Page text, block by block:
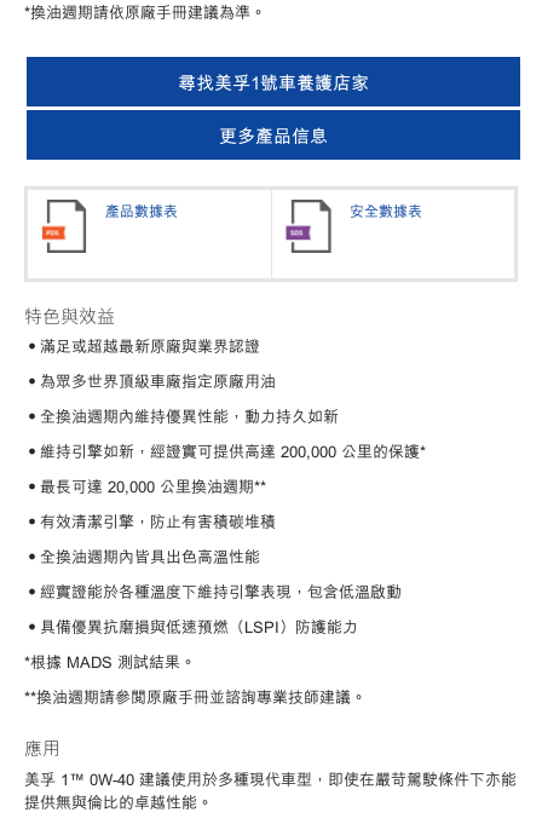
*換油週期請依原廠手冊建議為準。
尋找美孚1號車養護店家
更多產品信息
產品數據表 安全數據表
特色與效益
•滿足或超越最新原廠與業界認證
•為眾多世界頂級車廠指定原廠用油
•全換油週期內維持優異性能，動力持久如新
•維持引擎如新，經證實可提供高達 200,000 公里的保護*
•最長可達 20,000 公里換油週期**
•有效清潔引擎，防止有害積碳堆積
•全換油週期內皆具出色高溫性能
•經實證能於各種溫度下維持引擎表現，包含低溫啟動
•具備優異抗磨損與低速預燃（LSPI）防護能力
*根據 MADS 測試結果。
**換油週期請參閱原廠手冊並諮詢專業技師建議。
應用
美孚 1™ 0W-40 建議使用於多種現代車型，即使在嚴苛駕駛條件下亦能
提供無與倫比的卓越性能。